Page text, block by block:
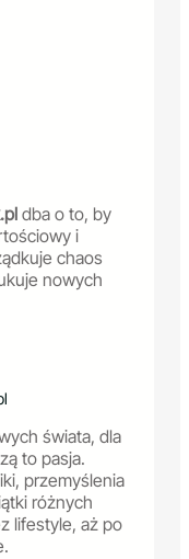
dba o to, by
i
chaos
nowych
świata, dla
to pasja.
przemyślenia
różnych
lifestyle, aż po